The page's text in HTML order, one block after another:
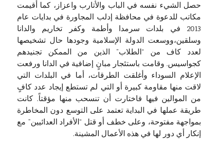
حصل الشيء نفسه في الباب والأتارب واعزاز، كما أقيمت
مكاتب للدعوة في محافظة إدلب المجاورة في بدايات عام
2013 في بلدات سرمدا وأطمة وكفر تخاريم والدانا
وسلقين،ووسعت الدولة الإسلامية وجودها حال تشخيصها
لعدد كاف من “الطلاب” الذين من الممكن تجنيدهم
كجواسيس. وقامت باستئجار مبانٍ إضافية في الدانا ورفعت
الإعلام السوداء وأغلقت الطرقات، أما في البلدات التي
لاقت منها مقاومة كبيرة أو التي لم تستطع إيجاد عدد كافٍ
من الموالين فيها فاختارت أن تنسحب منها مؤقتاً. كانت
طريقة عملها في البداية تعتمد على التوسع دون المخاطرة
بمواجهة مفتوحة، وعلى خطف أو قتل “الأفراد العدائيين” مع
إنكار أي دور لها في هذه الأعمال المشينة.